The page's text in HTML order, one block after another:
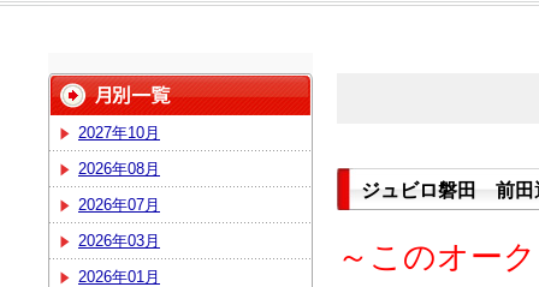
2027年10月
2026年08月
2026年07月
2026年03月
2026年01月
ジュビロ磐田 前田
～このオー